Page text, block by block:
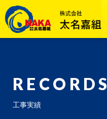
RECORDS
工事実績